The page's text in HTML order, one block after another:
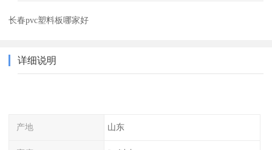
长春pvc塑料板哪家好
详细说明
产地 山东